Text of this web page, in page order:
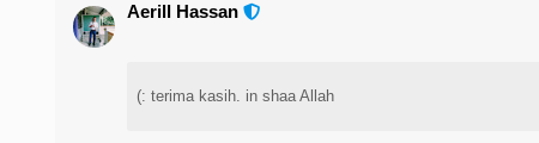
Aerill Hassan
terima kasih. in shaa Allah :)